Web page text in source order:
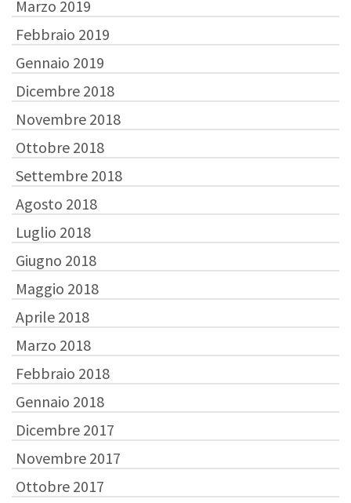
Marzo 2019
Febbraio 2019
Gennaio 2019
Dicembre 2018
Novembre 2018
Ottobre 2018
Settembre 2018
Agosto 2018
Luglio 2018
Giugno 2018
Maggio 2018
Aprile 2018
Marzo 2018
Febbraio 2018
Gennaio 2018
Dicembre 2017
Novembre 2017
Ottobre 2017